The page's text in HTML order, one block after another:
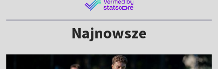
Najnowsze